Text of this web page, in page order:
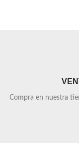
Compra en nuestra